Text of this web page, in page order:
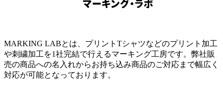
MARKING LABとは、プリントTシャツなどのプリント加工
や刺繍加工を1社完結で行えるマーキング工房です。弊社販
売の商品への名入れからお持ち込み商品のご対応まで幅広く
対応が可能となっております。